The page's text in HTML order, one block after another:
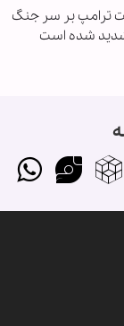
ترامپ بر سر جنگ
شده است